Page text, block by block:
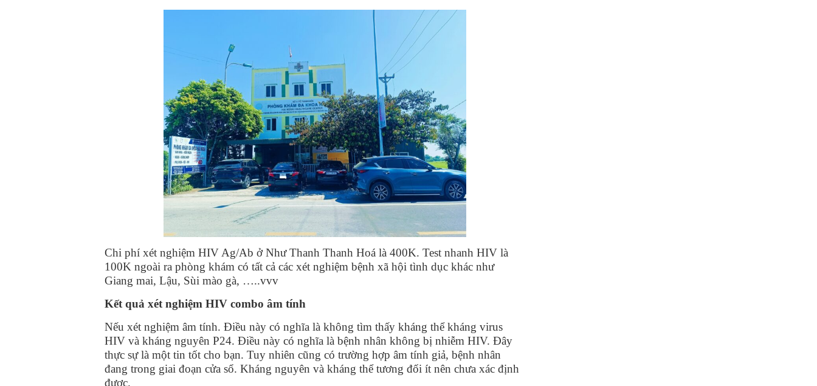
Chi phí xét nghiệm HIV Ag/Ab ở Như Thanh Thanh Hoá là 400K. Test nhanh HIV là
100K ngoài ra phòng khám có tất cả các xét nghiệm bệnh xã hội tình dục khác như
Giang mai, Lậu, Sùi mào gà, …..vvv
Kết quả xét nghiệm HIV combo âm tính
Nếu xét nghiệm âm tính. Điều này có nghĩa là không tìm thấy kháng thể kháng virus
HIV và kháng nguyên P24. Điều này có nghĩa là bệnh nhân không bị nhiễm HIV. Đây
thực sự là một tin tốt cho bạn. Tuy nhiên cũng có trường hợp âm tính giả, bệnh nhân
đang trong giai đoạn cửa sổ. Kháng nguyên và kháng thể tương đối ít nên chưa xác định
được.